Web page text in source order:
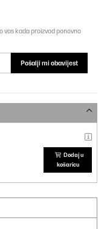
vas kada proizvod ponovno
Pošalji mi obavijest
Dodaj u
košaricu